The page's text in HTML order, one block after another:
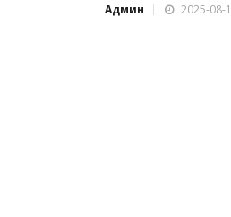
Админ 2025-08-